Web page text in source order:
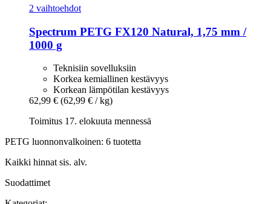
2 vaihtoehdot
Spectrum PETG FX120 Natural, 1,75 mm /
1000 g
Teknisiin sovelluksiin
Korkea kemiallinen kestävyys
Korkean lämpötilan kestävyys
62,99 € (62,99 € / kg)
Toimitus 17. elokuuta mennessä
PETG luonnonvalkoinen: 6 tuotetta
Kaikki hinnat sis. alv.
Suodattimet